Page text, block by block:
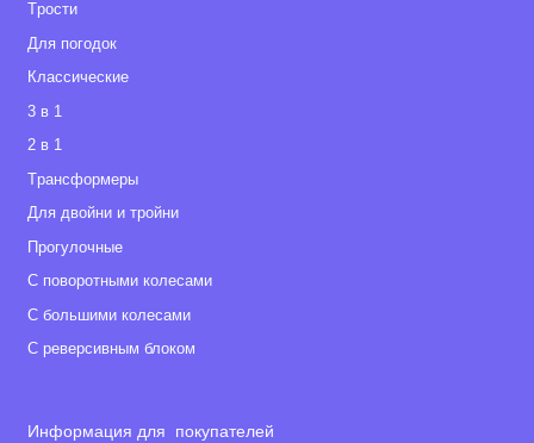
Tрости
Для погодок
Классические
3 в 1
2 в 1
Tрансформеры
Для двойни и тройни
Прогулочные
С поворотными колесами
С большими колесами
С реверсивным блоком
Информация для покупателей